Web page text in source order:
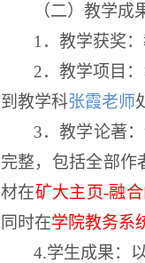
（二）教学成
1 ．教学获奖
2．教学项目
到教学科张霞老师
3．教学论著
完整，包括全部作
材在矿大主页-融
同时在学院教务系
4.学生成果：